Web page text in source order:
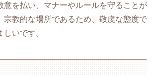
意を払い、マナーやルールを守ることが
宗教的な場所であるため、敬虔な態度で
いです。